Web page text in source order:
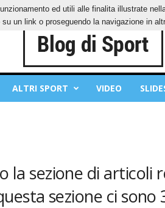
POLICY
ALTRI SPORT VIDEO
la sezione di articoli
sezione ci sono
ed utili alle finalita illustrate
un link o proseguendo la navigazione in